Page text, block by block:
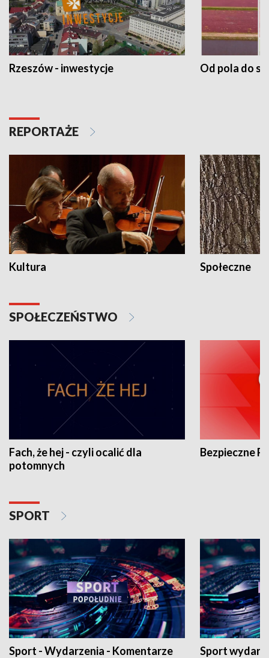
Rzeszów - inwestycje Od pola do
REPORTAŻE
Kultura Społeczne
SPOŁECZEŃSTWO
Fach, że hej - czyli ocalić dla
potomnych
Bezpieczne
SPORT
Sport - Wydarzenia - Komentarze Sport